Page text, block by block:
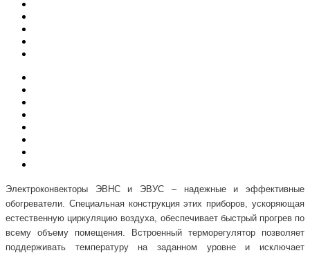
Электроконвекторы ЭВНС и ЭВУС – надежные и эффективные
обогреватели. Специальная конструкция этих приборов, ускоряющая
естественную циркуляцию воздуха, обеспечивает быстрый прогрев по
всему объему помещения. Встроенный терморегулятор позволяет
поддерживать температуру на заданном уровне и исключает